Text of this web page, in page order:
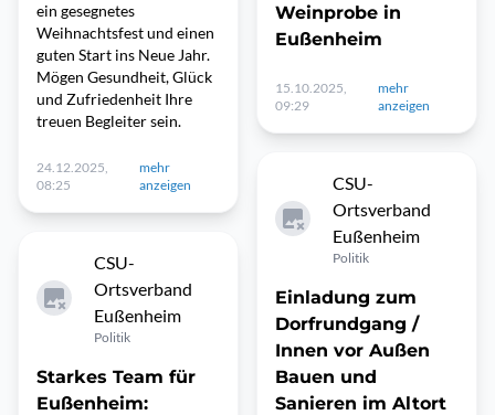
ein gesegnetes
Weihnachtsfest und einen
guten Start ins Neue Jahr.
Mögen Gesundheit, Glück
und Zufriedenheit Ihre
treuen Begleiter sein.
24.12.2025,
08:25
mehr
anzeigen
CSU-
Ortsverband
Eußenheim
Politik
Starkes Team für
Eußenheim:
Weinprobe in
Eußenheim
15.10.2025,
09:29
mehr
anzeigen
CSU-
Ortsverband
Eußenheim
Politik
Einladung zum
Dorfrundgang /
Innen vor Außen
Bauen und
Sanieren im Altort